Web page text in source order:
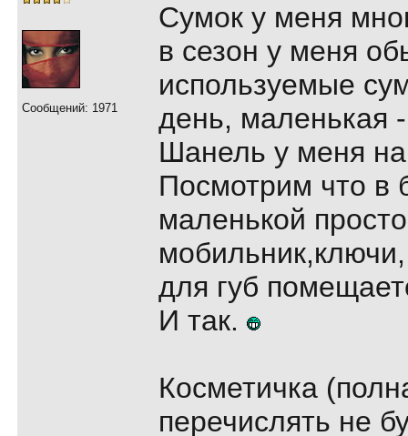
Сообщений: 1971
Сумок у меня
в сезон у меня
используемые
день, маленькая
Шанель у меня
Посмотрим что в
маленькой
для губ
И так.
Косметичка
перечислять не